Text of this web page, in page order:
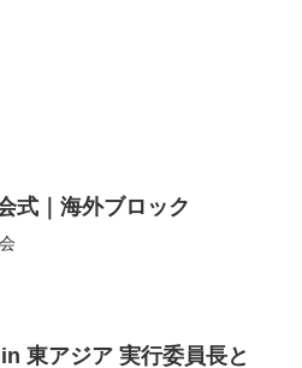
式｜海外ブロック
東アジア 実行委員長と